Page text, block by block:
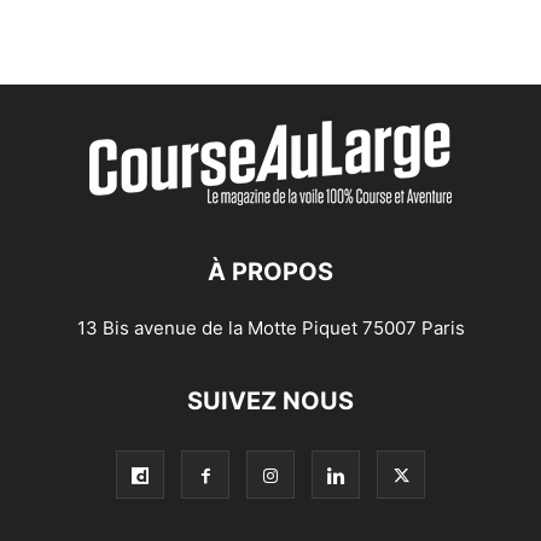
À PROPOS
13 Bis avenue de la Motte Piquet 75007 Paris
SUIVEZ NOUS